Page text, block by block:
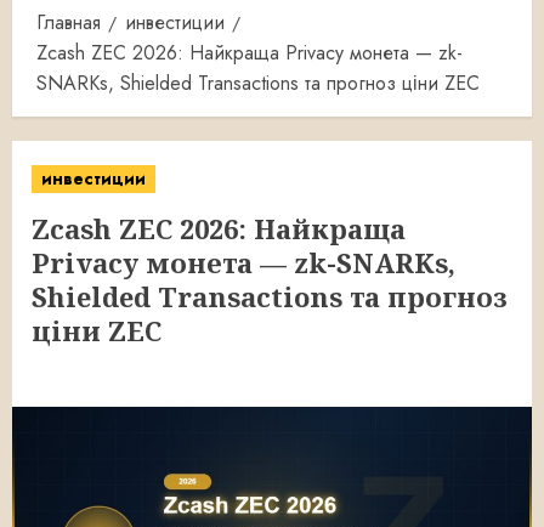
Главная
инвестиции
Zcash ZEC 2026: Найкраща Privacy монета — zk-
SNARKs, Shielded Transactions та прогноз ціни ZEC
инвестиции
Zcash ZEC 2026: Найкраща
Privacy монета — zk-SNARKs,
Shielded Transactions та прогноз
ціни ZEC